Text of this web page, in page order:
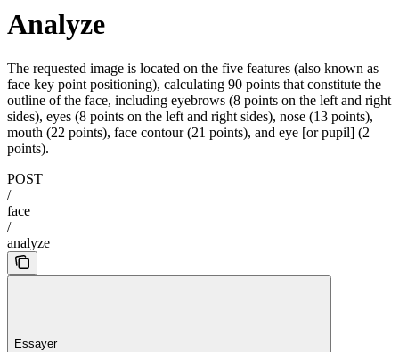
Analyze
The requested image is located on the five features (also known as
face key point positioning), calculating 90 points that constitute the
outline of the face, including eyebrows (8 points on the left and right
sides), eyes (8 points on the left and right sides), nose (13 points),
mouth (22 points), face contour (21 points), and eye [or pupil] (2
points).
POST
/
face
/
analyze
Essayer